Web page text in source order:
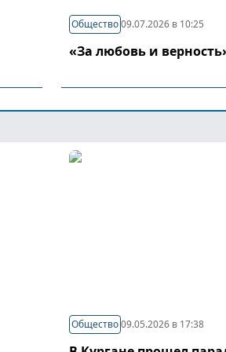
Общество 09.07.2026 в 10:25
«За любовь и
Общество 09.05.2026 в 17:38